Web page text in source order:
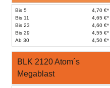
Bis 5
4,70 €*
Bis 11
4,65 €*
Bis 23
4,60 €*
Bis 29
4,55 €*
Ab 30
4,50 €*
BLK 2120 Atom´s
Megablast